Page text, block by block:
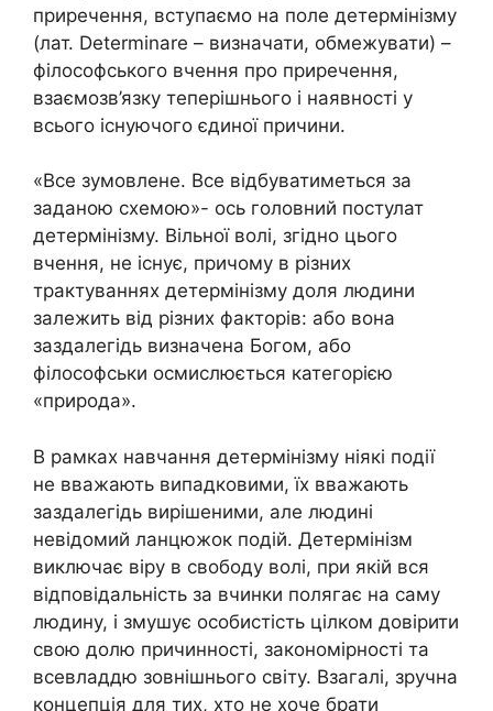
приречення, вступаємо на поле детермінізму
(лат. Determinare – визначати, обмежувати) –
філософського вчення про приречення,
взаємозв’язку теперішнього і наявності у
всього існуючого єдиної причини.
«Все зумовлене. Все відбуватиметься за
заданою схемою»- ось головний постулат
детермінізму. Вільної волі, згідно цього
вчення, не існує, причому в різних
трактуваннях детермінізму доля людини
залежить від різних факторів: або вона
заздалегідь визначена Богом, або
філософськи осмислюється категорією
«природа».
В рамках навчання детермінізму ніякі події
не вважають випадковими, їх вважають
заздалегідь вирішеними, але людині
невідомий ланцюжок подій. Детермінізм
виключає віру в свободу волі, при якій вся
відповідальність за вчинки полягає на саму
людину, і змушує особистість цілком довірити
свою долю причинності, закономірності та
всевладдю зовнішнього світу. Взагалі, зручна
концепція для тих, хто не хоче брати